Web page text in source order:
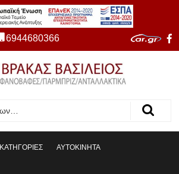
6944680366
ΚΑΤΗΓΟΡΙΕΣ ΑΥΤΟΚΙΝΗΤΑ